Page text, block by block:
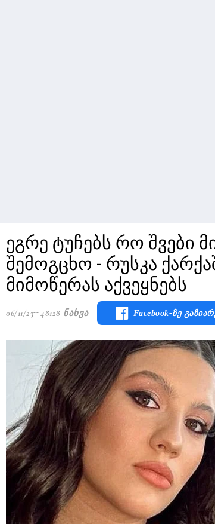
ეგრე ტუჩებს რო შვები
შემოგცხო - რუსკა
მიმოწერას აქვეყნებს
06/11/23 48128 Ნახვა Facebook-Ზე